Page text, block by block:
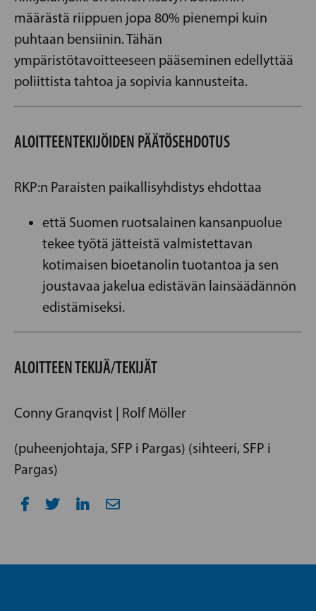
määrästä riippuen jopa 80% pienempi kuin
puhtaan bensiinin. Tähän
ympäristötavoitteeseen pääseminen edellyttää
poliittista tahtoa ja sopivia kannusteita.
ALOITTEENTEKIJÖIDEN PÄÄTÖSEHDOTUS
RKP:n Paraisten paikallisyhdistys ehdottaa
että Suomen ruotsalainen kansanpuolue
tekee työtä jätteistä valmistettavan
kotimaisen bioetanolin tuotantoa ja sen
joustavaa jakelua edistävän lainsäädännön
edistämiseksi.
ALOITTEEN TEKIJÄ/TEKIJÄT
Conny Granqvist | Rolf Möller
(puheenjohtaja, SFP i Pargas) (sihteeri, SFP i
Pargas)